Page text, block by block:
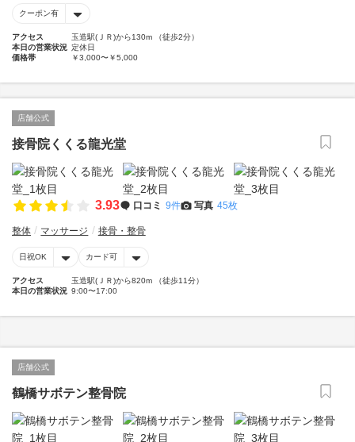
クーポン有
アクセス
玉造駅(ＪＲ)から130m （徒歩2分）
本日の営業状況 定休日
価格帯
￥3,000〜￥5,000
店舗公式
接骨院くくる龍光堂
3.93 口コミ 9件 写真 45枚
整体 マッサージ 接骨・整骨
日祝OK カード可
アクセス
玉造駅(ＪＲ)から820m （徒歩11分）
本日の営業状況 9:00〜17:00
店舗公式
鶴橋サボテン整骨院